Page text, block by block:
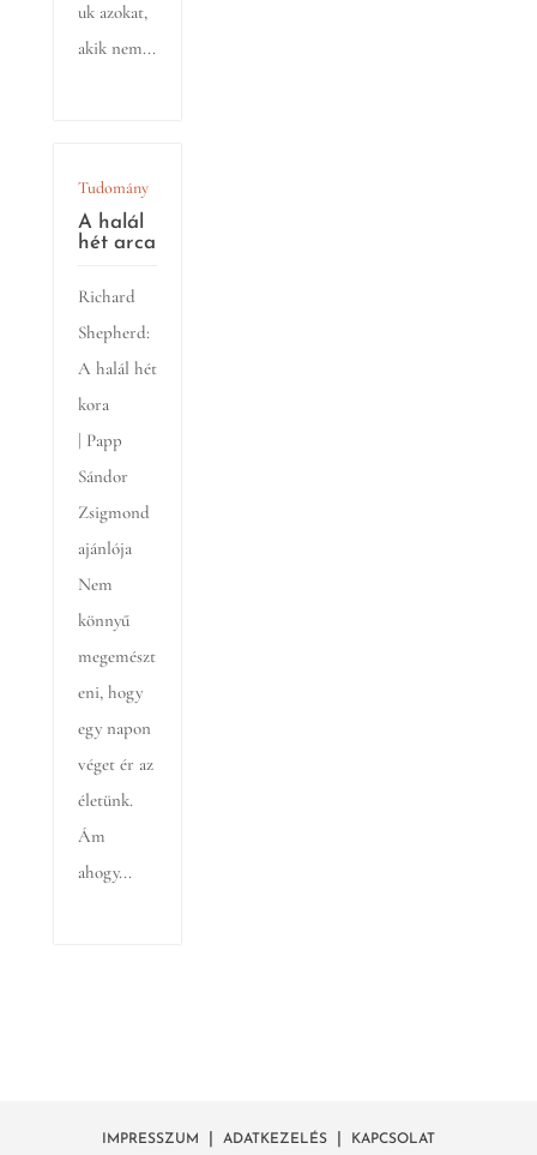
uk azokat,
akik nem...
Tudomány
A halál
hét arca
Richard
Shepherd:
A halál hét
kora
| Papp
Sándor
Zsigmond
ajánlója
Nem
könnyű
megemészt
eni, hogy
egy napon
véget ér az
életünk.
Ám
ahogy...
IMPRESSZUM ADATKEZELÉS| KAPCSOLAT